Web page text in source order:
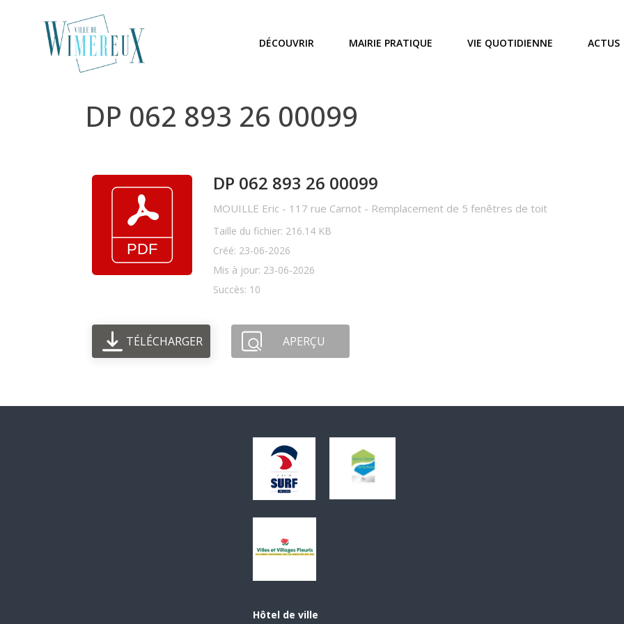
DÉCOUVRIR MAIRIE PRATIQUE VIE QUOTIDIENNE ACTUS
DP 062 893 26 00099
DP 062 893 26 00099
MOUILLE Eric - 117 rue Carnot - Remplacement de 5 fenêtres de toit
Taille du fichier: 216.14 KB
Créé: 23-06-2026
Mis à jour: 23-06-2026
Succès: 10
TÉLÉCHARGER APERÇU
Hôtel de ville